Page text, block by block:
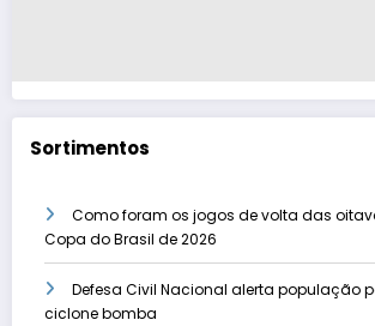
Sortimentos
Como foram os jogos de volta das
Copa do Brasil de 2026
Defesa Civil Nacional alerta população
ciclone bomba